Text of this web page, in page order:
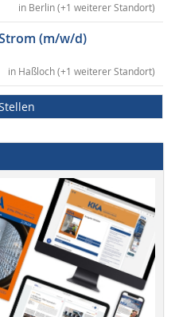
in Berlin (+1 weiterer Standort)
(m/w/d)
in Haßloch (+1 weiterer Standort)